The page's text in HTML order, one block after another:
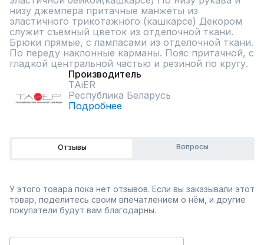
низу джемпера притачные манжеты из
эластичного трикотажного (кашкарсе) Декором
служит съемный цветок из отделочной ткани.
Брюки прямые, с лампасами из отделочной ткани.
По переду наклонные карманы. Пояс притачной, с
гладкой центральной частью и резиной по кругу.
Производитель
TAiER
Республика Беларусь
Подробнее
Отзывы Вопросы
У этого товара пока нет отзывов. Если вы заказывали этот
товар, поделитесь своим впечатлением о нём, и другие
покупатели будут вам благодарны.